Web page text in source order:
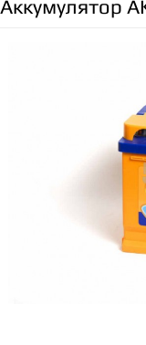
Аккумулятор